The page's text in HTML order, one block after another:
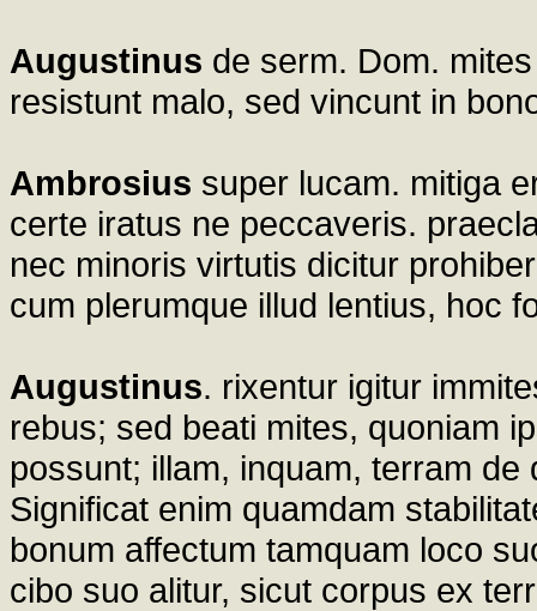
Augustinus de serm. Dom.
resistunt malo, sed vincunt in
Ambrosius super lucam. mitiga
certe iratus ne peccaveris.
nec minoris virtutis dicitur
cum plerumque illud lentius, hoc
Augustinus. rixentur igitur
rebus; sed beati mites, quoniam
possunt; illam, inquam, terram
Significat enim quamdam
bonum affectum tamquam loco
cibo suo alitur, sicut corpus ex